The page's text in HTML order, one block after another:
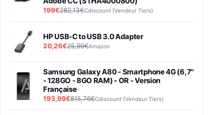
199€282,13€Cdiscount (Vendeur Tiers)
HP USB-C to USB 3.0 Adapter
20,26€25,99€Amazon
Samsung Galaxy A80 - Smartphone 4G (6,7''
- 128GO - 8GO RAM) - OR - Version
Française
193,99€815,76€Cdiscount (Vendeur Tiers)